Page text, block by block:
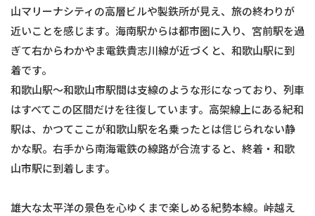
山マリーナシティの高層ビルや製鉄所が見え、旅の終わりが
近いことを感じます。海南駅からは都市圏に入り、宮前駅を過
ぎて右からわかやま電鉄貴志川線が近づくと、和歌山駅に到
着です。
和歌山駅〜和歌山市駅間は支線のような形になっており、列車
はすべてこの区間だけを往復しています。高架線上にある紀和
駅は、かつてここが和歌山駅を名乗ったとは信じられない静
かな駅。右手から南海電鉄の線路が合流すると、終着・和歌
山市駅に到着します。
雄大な太平洋の景色を心ゆくまで楽しめる紀勢本線。峠越え